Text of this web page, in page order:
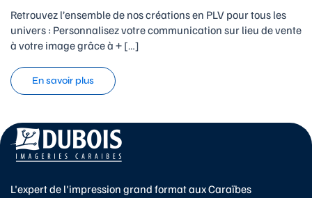
Retrouvez l’ensemble de nos créations en PLV pour tous les
univers : Personnalisez votre communication sur lieu de vente
à votre image grâce à + […]
En savoir plus
L'expert de l'impression grand format aux Caraïbes